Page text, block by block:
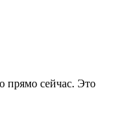
прямо сейчас. Это